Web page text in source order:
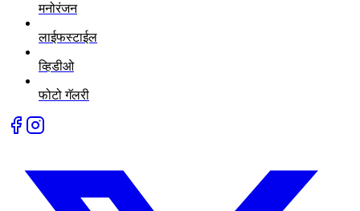
मनोरंजन
लाईफस्टाईल
व्हिडीओ
फोटो गॅलरी